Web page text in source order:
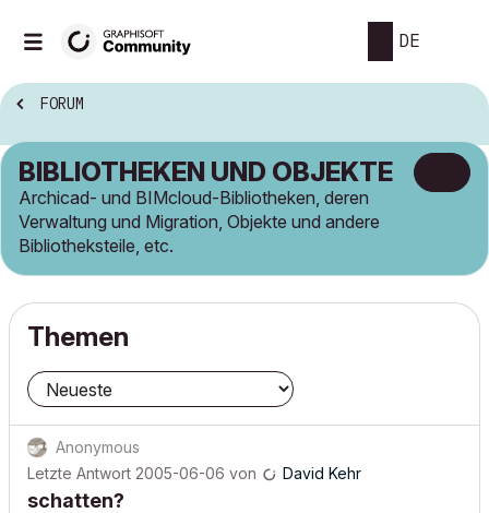
DE
FORUM
BIBLIOTHEKEN UND OBJEKTE
Archicad- und BIMcloud-Bibliotheken, deren
Verwaltung und Migration, Objekte und andere
Bibliotheksteile, etc.
Themen
Anonymous
Letzte Antwort 2005-06-06 von David Kehr
schatten?